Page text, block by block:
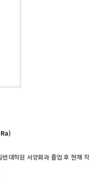
대학원 서양화과 졸업 후 현재 작